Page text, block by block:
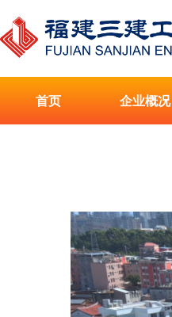
首页 企业概况